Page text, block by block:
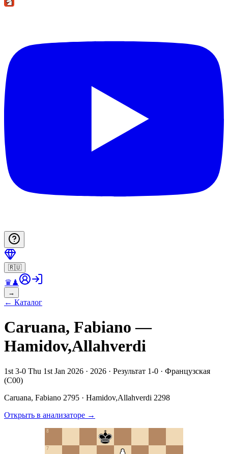
🇷🇺
♛♟
→
← Каталог
Caruana, Fabiano —
Hamidov,Allahverdi
1st 3-0 Thu 1st Jan 2026 · 2026 · Результат 1-0 · Французская
(C00)
Caruana, Fabiano 2795 · Hamidov,Allahverdi 2298
Открыть в анализаторе →
7
8